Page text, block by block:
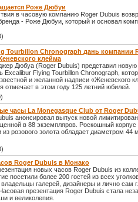
Роже Дюбуи
в часовую компанию Roger Dubuis
- Роже Дюбуи, который и основал
Tourbillon Chronograph дань компании
клейма
Дюбуа (Roger Dubuis) представил новую
Flying Tourbillon Chronograph,
и желанной надписи «Женевского
отмечает в этом году 125 летний юбилей.
часы La Monegasque Club от Roger
анонсировал выпуск новой
в 88 экземпляров. Роскошный корпус
розового золота обладает диаметром 44
Roger Dubuis в Монако
новых часов Roger Dubuis из
посетили более 200 гостей из всех
галерей, дизайнеры и лично сам
презентация Roger Dubuis стала
и великолепия.